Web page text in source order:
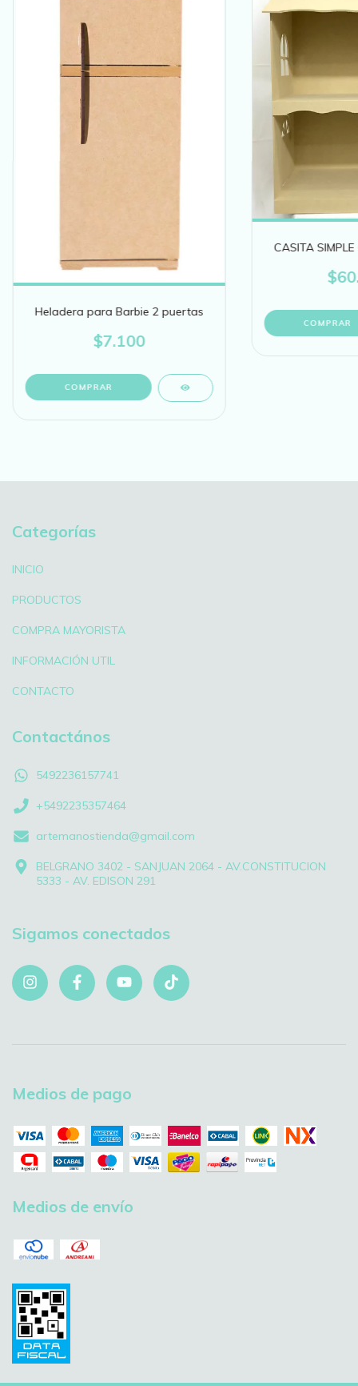
Heladera para Barbie 2 puertas
$7.100
CASITA
Categorías
INICIO
PRODUCTOS
COMPRA MAYORISTA
INFORMACIÓN UTIL
CONTACTO
Contactános
5492236157741
+5492235357464
artemanostienda@gmail.com
BELGRANO 3402 - SANJUAN 2064 - AV.CONSTITUCION
5333 - AV. EDISON 291
Sigamos conectados
Medios de pago
Medios de envío